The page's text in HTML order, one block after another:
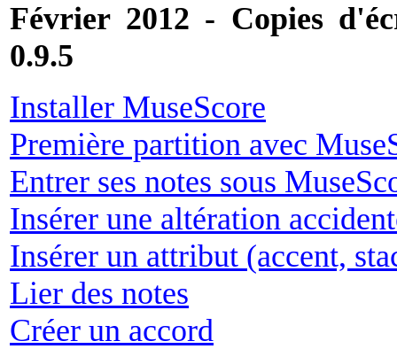
Février 2012 - Copies
0.9.5
Installer MuseScore
Première partition avec
Entrer ses notes sous
Insérer une altération
Insérer un attribut (accent,
Lier des notes
Créer un accord